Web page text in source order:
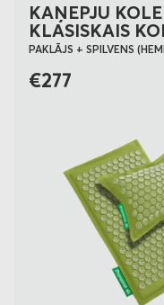
KLASES
MASĀŽAS
PAKLĀJIŅI
KAŅEPJU
KLASISKAIS
PAKLĀJS + SPILVENS
€277